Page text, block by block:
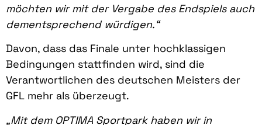
möchten wir mit der Vergabe des Endspiels auch
dementsprechend würdigen.“
Davon, dass das Finale unter hochklassigen
Bedingungen stattfinden wird, sind die
Verantwortlichen des deutschen Meisters der
GFL mehr als überzeugt.
„Mit dem OPTIMA Sportpark haben wir in